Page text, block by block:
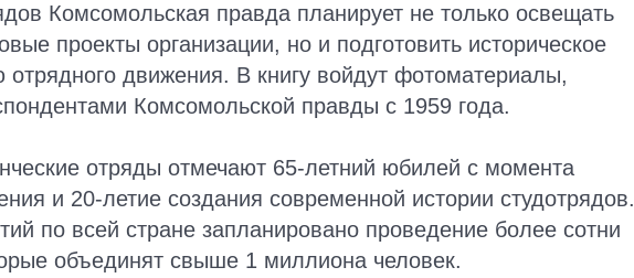
Комсомольская правда планирует не только освещать
проекты организации, но и подготовить историческое
движения. В книгу войдут фотоматериалы,
Комсомольской правды с 1959 года.
отряды отмечают 65-летний юбилей с момента
и 20-летие создания современной истории студотрядов.
по всей стране запланировано проведение более сотни
объединят свыше 1 миллиона человек.